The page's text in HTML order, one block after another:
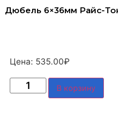
Дюбель 6×36мм Райс-
Цена: 535.00₽
В корзину